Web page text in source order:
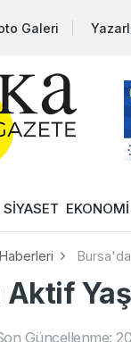
Galeri
SİYASET EKONOMİ
Aktif
Güncellenme: